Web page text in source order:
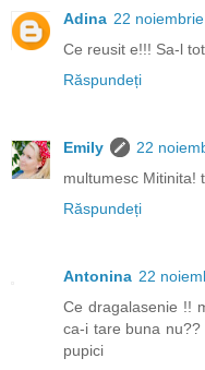
Adina 22
Ce reusit e!!! Sa-l
Răspundeți
Emily
22
multumesc Mitinita!
Răspundeți
Antonina 22
Ce dragalasenie !!
ca-i tare buna
pupici